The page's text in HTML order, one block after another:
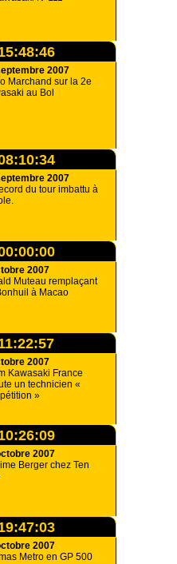
2007
Marchand sur la 2e
au Bol
2007
du tour imbattu à
2007
Muteau remplaçant
à Macao
2007
Kawasaki France
un technicien «
»
2007
Berger chez Ten
2007
Metro en GP 500